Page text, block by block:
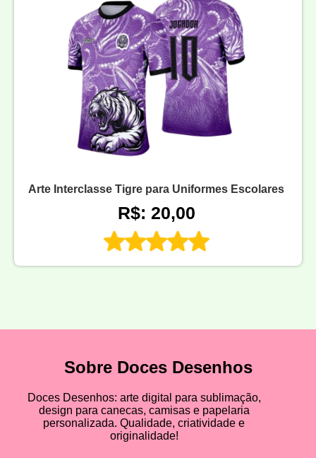
Arte Interclasse Tigre para Uniformes Escolares
R$: 20,00
Sobre Doces Desenhos
Doces Desenhos: arte digital para sublimação,
design para canecas, camisas e papelaria
personalizada. Qualidade, criatividade e
originalidade!